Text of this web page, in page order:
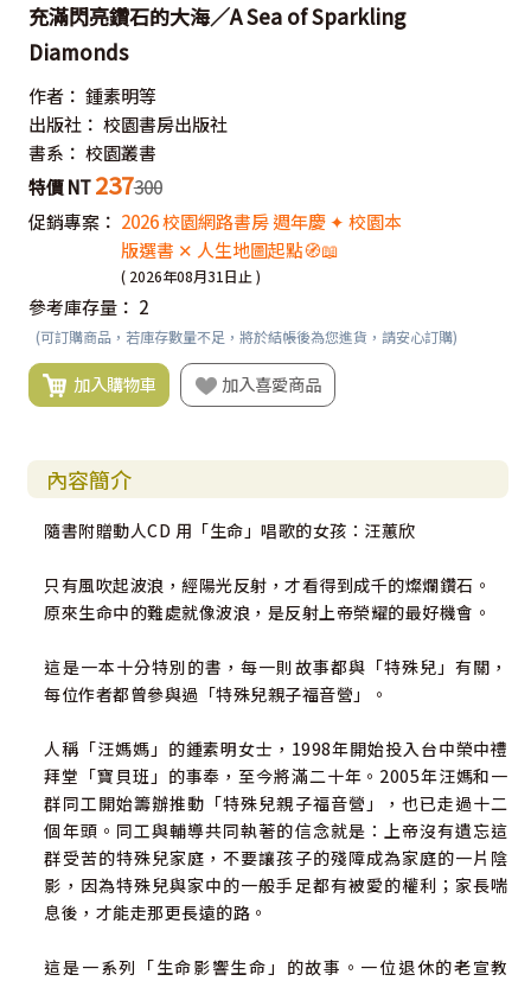
充滿閃亮鑽石的大海／A Sea of Sparkling
Diamonds
作者： 鍾素明等
出版社： 校園書房出版社
書系： 校園叢書
特價 NT 237300
促銷專案： 2026 校園網路書房 週年慶 ✦ 校園本
版選書 ✕ 人生地圖起點🧭📖
( 2026年08月31日止 )
參考庫存量： 2
(可訂購商品，若庫存數量不足，將於結帳後為您進貨，請安心訂購)
加入購物車 加入喜愛商品
內容簡介
隨書附贈動人CD 用「生命」唱歌的女孩：汪蕙欣
只有風吹起波浪，經陽光反射，才看得到成千的燦爛鑽石。
原來生命中的難處就像波浪，是反射上帝榮耀的最好機會。
這是一本十分特別的書，每一則故事都與「特殊兒」有關，
每位作者都曾參與過「特殊兒親子福音營」。
人稱「汪媽媽」的鍾素明女士，1998年開始投入台中榮中禮
拜堂「寶貝班」的事奉，至今將滿二十年。2005年汪媽和一
群同工開始籌辦推動「特殊兒親子福音營」，也已走過十二
個年頭。同工與輔導共同執著的信念就是：上帝沒有遺忘這
群受苦的特殊兒家庭，不要讓孩子的殘障成為家庭的一片陰
影，因為特殊兒與家中的一般手足都有被愛的權利；家長喘
息後，才能走那更長遠的路。
這是一系列「生命影響生命」的故事。一位退休的老宣教